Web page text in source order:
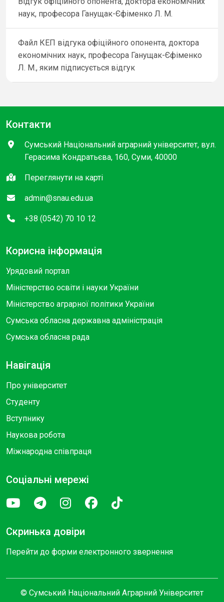
наук, професора Ганущак-Єфіменко Л. М.
Файл КЕП відгука офіційного опонента, доктора
економічних наук, професора Ганущак-Єфіменко
Л. М., яким підписується відгук
Контакти
Сумський Національний аграрний університет, вул.
Герасима Кондратьєва, 160, Суми, 40000
Переглянути на карті
admin@snau.edu.ua
+38 (0542) 70 10 12
Корисна інформація
Урядовий портал
Міністерство освіти і науки України
Міністерство аграрної політики України
Сумська обласна державна адміністрація
Сумська обласна рада
Навігація
Про університет
Студенту
Вступнику
Наукова робота
Міжнародна співпраця
Соціальні мережі
Скринька довіри
Перейти до форми електронного звернення
© Сумський Національний Аграрний Університет